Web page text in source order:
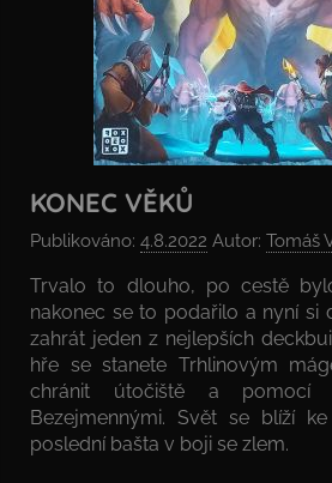
KONEC VĚKŮ
Publikováno: 4.8.2022 Autor: Tomáš
Trvalo to dlouho, po cestě
nakonec se to podařilo a nyní si
zahrát jeden z nejlepších
hře se stanete Trhlinovým
chránit útočiště a pomocí
Bezejmennými. Svět se blíží
poslední bašta v boji se zlem.